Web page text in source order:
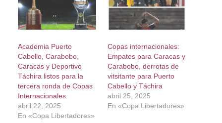
Academia Puerto
Cabello, Carabobo,
Caracas y Deportivo
Táchira listos para la
tercera ronda de Copas
Internacionales
abril 22, 2025
En «Copa Libertadores»
Copas internacionales:
Empates para Caracas y
Carabobo, derrotas de
vitsitante para Puerto
Cabello y Táchira
abril 25, 2025
En «Copa Libertadores»